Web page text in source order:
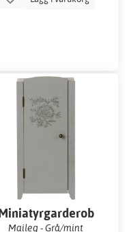
Maileg - Grå/mint